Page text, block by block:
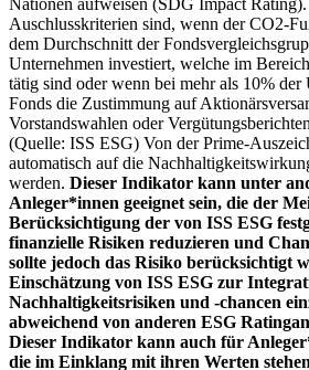
Auschlusskriterien sind, wenn der CO2-
dem Durchschnitt der
Unternehmen investiert, welche im
tätig sind oder wenn bei mehr als 10% der
Fonds die Zustimmung auf
Vorstandswahlen oder
(Quelle: ISS ESG) Von der Prime-
automatisch auf die
werden. Dieser Indikator kann unter
Anleger*innen geeignet sein, die der
Berücksichtigung der von ISS ESG
finanzielle Risiken reduzieren und
sollte jedoch das Risiko berücksichtigt
Einschätzung von ISS ESG zur
Nachhaltigkeitsrisiken und -chancen
abweichend von anderen ESG
Dieser Indikator kann auch für
die im Einklang mit ihren Werten